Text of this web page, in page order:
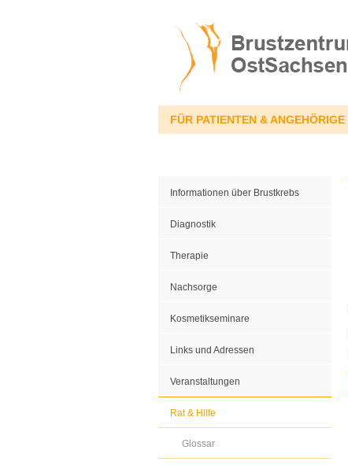
FÜR PATIENTEN & ANGEHÖRIGE
Informationen über Brustkrebs
Diagnostik
Therapie
Nachsorge
Kosmetikseminare
Links und Adressen
Veranstaltungen
Rat & Hilfe
Glossar